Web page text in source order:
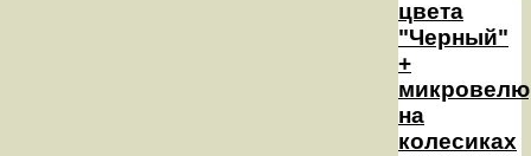
цвета
"Черный"
+
на
колесиках